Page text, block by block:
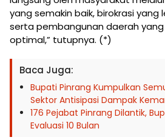
yang semakin baik, birokrasi yang
serta pembangunan daerah
optimal,” tutupnya. (*)
Baca Juga:
Bupati Pinrang Kumpulkan
Sektor Antisipasi Dampak
176 Pejabat Pinrang Dilantik,
Evaluasi 10 Bulan